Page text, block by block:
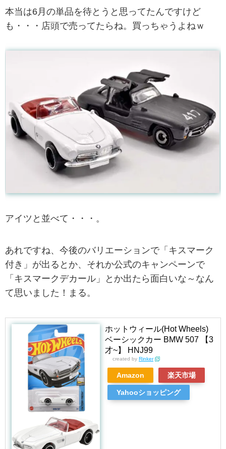
本当は6月の単品を待とうと思ってたんですけど
も・・・店頭で売ってたらね。買っちゃうよねｗ
アイツと並べて・・・。
あれですね、今後のバリエーションで「キスマーク
付き」が出るとか、それか公式のキャンペーンで
「キスマークデカール」とか出たら面白いな～なん
て思いました！まる。
ホットウィール(Hot Wheels)
ベーシックカー BMW 507 【3
才~】 HNJ99
created by Rinker
Amazon 楽天市場
Yahooショッピング